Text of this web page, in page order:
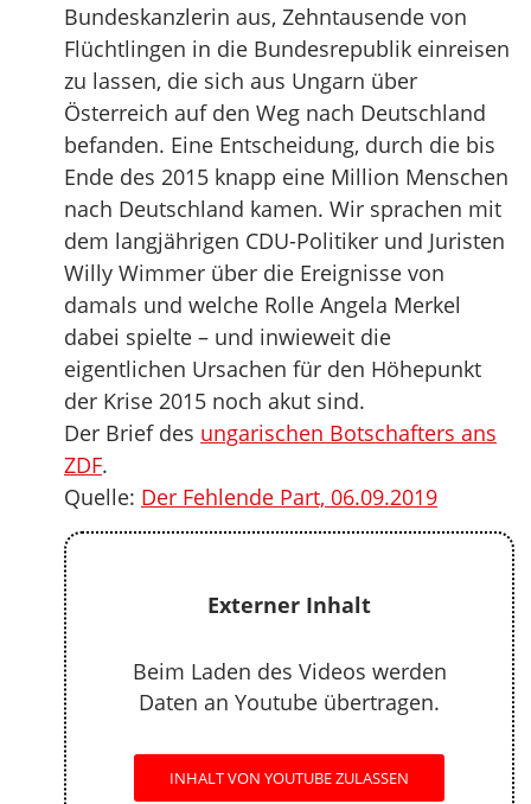
Bundeskanzlerin aus, Zehntausende von
Flüchtlingen in die Bundesrepublik einreisen
zu lassen, die sich aus Ungarn über
Österreich auf den Weg nach Deutschland
befanden. Eine Entscheidung, durch die bis
Ende des 2015 knapp eine Million Menschen
nach Deutschland kamen. Wir sprachen mit
dem langjährigen CDU-Politiker und Juristen
Willy Wimmer über die Ereignisse von
damals und welche Rolle Angela Merkel
dabei spielte – und inwieweit die
eigentlichen Ursachen für den Höhepunkt
der Krise 2015 noch akut sind.
Der Brief des ungarischen Botschafters ans
ZDF.
Quelle: Der Fehlende Part, 06.09.2019
Externer Inhalt
Beim Laden des Videos werden
Daten an Youtube übertragen.
INHALT VON YOUTUBE ZULASSEN